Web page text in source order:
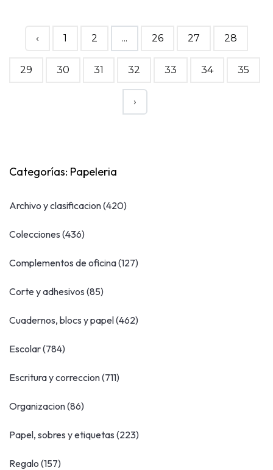
‹ 1 2 ... 26 27 28
29 30 31 32 33 34 35
›
Categorías: Papeleria
Archivo y clasificacion(420)
Colecciones (436)
Complementos de oficina(127)
Corte y adhesivos (85)
Cuadernos, blocs y papel(462)
Escolar(784)
Escritura y correccion(711)
Organizacion(86)
Papel, sobres y etiquetas (223)
Regalo (157)